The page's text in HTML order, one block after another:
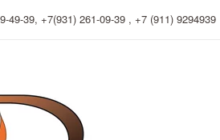
49-39, +7(931) 261-09-39 , +7 (911) 9294939